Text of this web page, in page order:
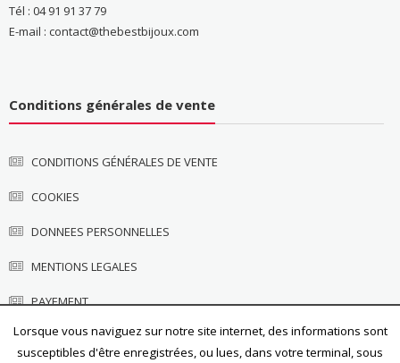
Tél : 04 91 91 37 79
E-mail : contact@thebestbijoux.com
Conditions générales de vente
CONDITIONS GÉNÉRALES DE VENTE
COOKIES
DONNEES PERSONNELLES
MENTIONS LEGALES
PAYEMENT
Lorsque vous naviguez sur notre site internet, des informations sont
susceptibles d'être enregistrées, ou lues, dans votre terminal, sous